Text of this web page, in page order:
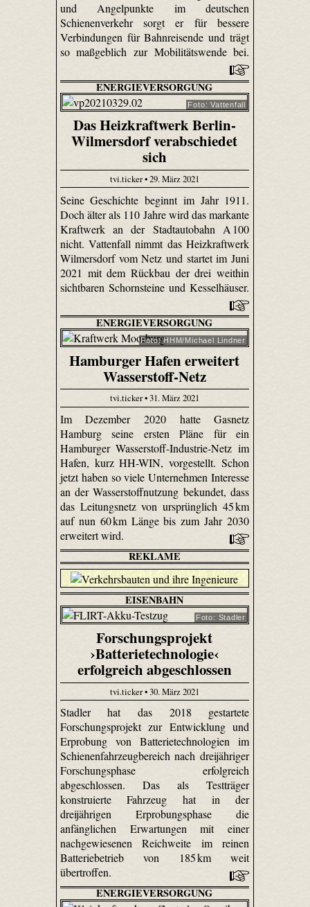
und Angelpunkte im deutschen
Schienenverkehr sorgt er für bessere
Verbindungen für Bahnreisende und trägt
so maßgeblich zur Mobilitätswende bei.
ENERGIEVERSORGUNG
Foto: Vattenfall
Das Heizkraftwerk Berlin-
Wilmersdorf verabschiedet
sich
tvi.ticker • 29. März 2021
Seine Geschichte beginnt im Jahr 1911.
Doch älter als 110 Jahre wird das markante
Kraftwerk an der Stadtautobahn A 100
nicht. Vattenfall nimmt das Heizkraftwerk
Wilmersdorf vom Netz und startet im Juni
2021 mit dem Rückbau der drei weithin
sichtbaren Schornsteine und Kesselhäuser.
ENERGIEVERSORGUNG
Foto: HHM/Michael Lindner
Hamburger Hafen erweitert
Wasserstoff-Netz
tvi.ticker • 31. März 2021
Im Dezember 2020 hatte Gasnetz
Hamburg seine ersten Pläne für ein
Hamburger Wasserstoff-Industrie-Netz im
Hafen, kurz HH-WIN, vorgestellt. Schon
jetzt haben so viele Unternehmen Interesse
an der Wasserstoffnutzung bekundet, dass
das Leitungsnetz von ursprünglich 45 km
auf nun 60 km Länge bis zum Jahr 2030
erweitert wird.
REKLAME
EISENBAHN
Foto: Stadler
Forschungsprojekt
›Batterietechnologie‹
erfolgreich abgeschlossen
tvi.ticker • 30. März 2021
Stadler hat das 2018 gestartete
Forschungsprojekt zur Entwicklung und
Erprobung von Batterietechnologien im
Schienenfahrzeugbereich nach dreijähriger
Forschungsphase erfolgreich
abgeschlossen. Das als Testträger
konstruierte Fahrzeug hat in der
dreijährigen Erprobungsphase die
anfänglichen Erwartungen mit einer
nachgewiesenen Reichweite im reinen
Batteriebetrieb von 185 km weit
übertroffen.
ENERGIEVERSORGUNG